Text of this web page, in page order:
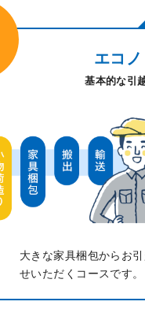
エコ
基本的な引
大きな家具梱包からお
せいただくコースです。